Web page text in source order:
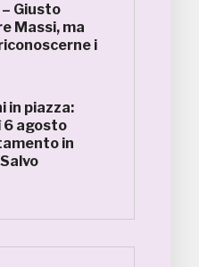
– Giusto
Massi, ma
i
in piazza:
6 agosto
in